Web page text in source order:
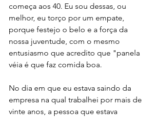
começa aos 40. Eu sou dessas, ou
melhor, eu torço por um empate,
porque festejo o belo e a força da
nossa juventude, com o mesmo
entusiasmo que acredito que "panela
véia é que faz comida boa.
No dia em que eu estava saindo da
empresa na qual trabalhei por mais de
vinte anos, a pessoa que estava